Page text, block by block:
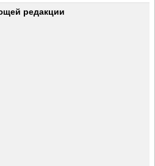
редакции